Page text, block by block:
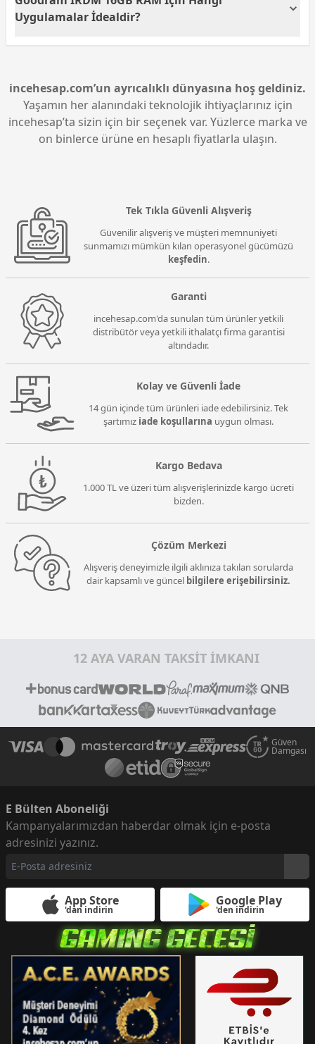
özellikle oyun oynarken veya yoğun işlem gücü
performans artışı sağlar.
Uygulamalar İdealdir?
Goodram IRDM 16GB RAM, oyunlar, grafik tasarım
akıcı ve hızlı bir kullanıcı deneyimi sunar.
incehesap.com’un ayrıcalıklı dünyasına hoş geldiniz.
Yaşamın her alanındaki teknolojik ihtiyaçlarınız için
incehesap’ta sizin için bir seçenek var. Yüzlerce marka ve
on binlerce ürüne en hesaplı fiyatlarla ulaşın.
Tek Tıkla Güvenli Alışveriş
Güvenilir alışveriş ve müşteri memnuniyeti
sunmamızı mümkün kılan operasyonel gücümüzü
keşfedin.
Garanti
incehesap.com'da sunulan tüm ürünler yetkili
distribütör veya yetkili ithalatçı firma garantisi
altındadır.
Kolay ve Güvenli İade
14 gün içinde tüm ürünleri iade edebilirsiniz. Tek
şartımız iade koşullarına uygun olması.
Kargo Bedava
1.000 TL ve üzeri tüm alışverişlerinizde kargo ücreti
bizden.
Çözüm Merkezi
Alışveriş deneyimizle ilgili aklınıza takılan sorularda
dair kapsamlı ve güncel bilgilere erişebilirsiniz.
12 AYA VARAN TAKSİT İMKANI
Güven
Damgası
E Bülten Aboneliği
Kampanyalarımızdan haberdar olmak için e-posta
adresinizi yazınız.
App Store
'dan indirin
Google Play
'den indirin